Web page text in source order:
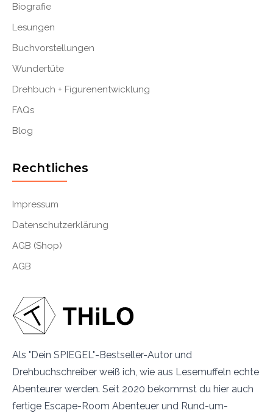
Als "Dein SPIEGEL"-Bestseller-Autor und
Drehbuchschreiber weiß ich, wie aus Lesemuffeln echte
Abenteurer werden. Seit 2020 bekommst du hier auch
fertige Escape-Room Abenteuer und Rund-um-
Biografie
Lesungen
Buchvorstellungen
Wundertüte
Drehbuch + Figurenentwicklung
FAQs
Blog
Rechtliches
Impressum
Datenschutzerklärung
AGB (Shop)
AGB